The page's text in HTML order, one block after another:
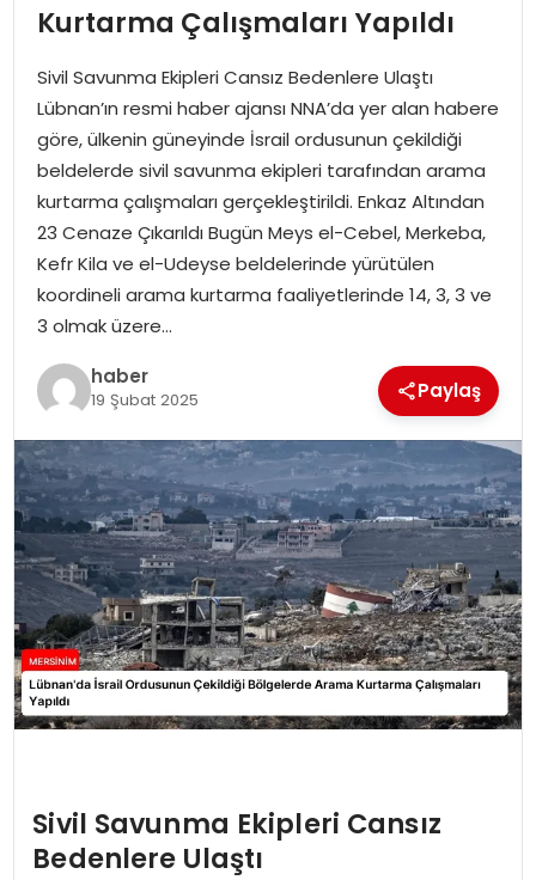
EĞITIM
SPOR
EKONOMI
MAGAZIN
DÜNYA
OTOMOBIL
Kurtarma Çalışmaları Yapıldı
Sivil Savunma Ekipleri Cansız Bedenlere Ulaştı
Lübnan’ın resmi haber ajansı NNA’da yer alan habere
göre, ülkenin güneyinde İsrail ordusunun çekildiği
beldelerde sivil savunma ekipleri tarafından arama
kurtarma çalışmaları gerçekleştirildi. Enkaz Altından
23 Cenaze Çıkarıldı Bugün Meys el-Cebel, Merkeba,
Kefr Kila ve el-Udeyse beldelerinde yürütülen
koordineli arama kurtarma faaliyetlerinde 14, 3, 3 ve
3 olmak üzere…
haber
19 Şubat 2025 Paylaş
Sivil Savunma Ekipleri Cansız
Bedenlere Ulaştı